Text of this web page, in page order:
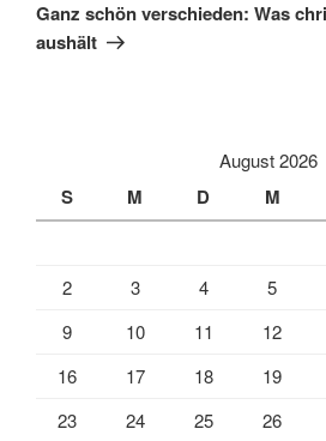
Beitrag
Ganz schön verschieden: Was
aushält
August 2026
S M D M
2
3 4 5
9
10 11 12
16
17 18 19
23
24 25 26